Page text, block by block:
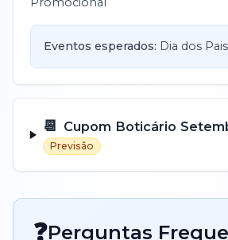
Eventos esperados: Dia dos Pais
📆 Cupom Boticário
Previsão
❓Perguntas